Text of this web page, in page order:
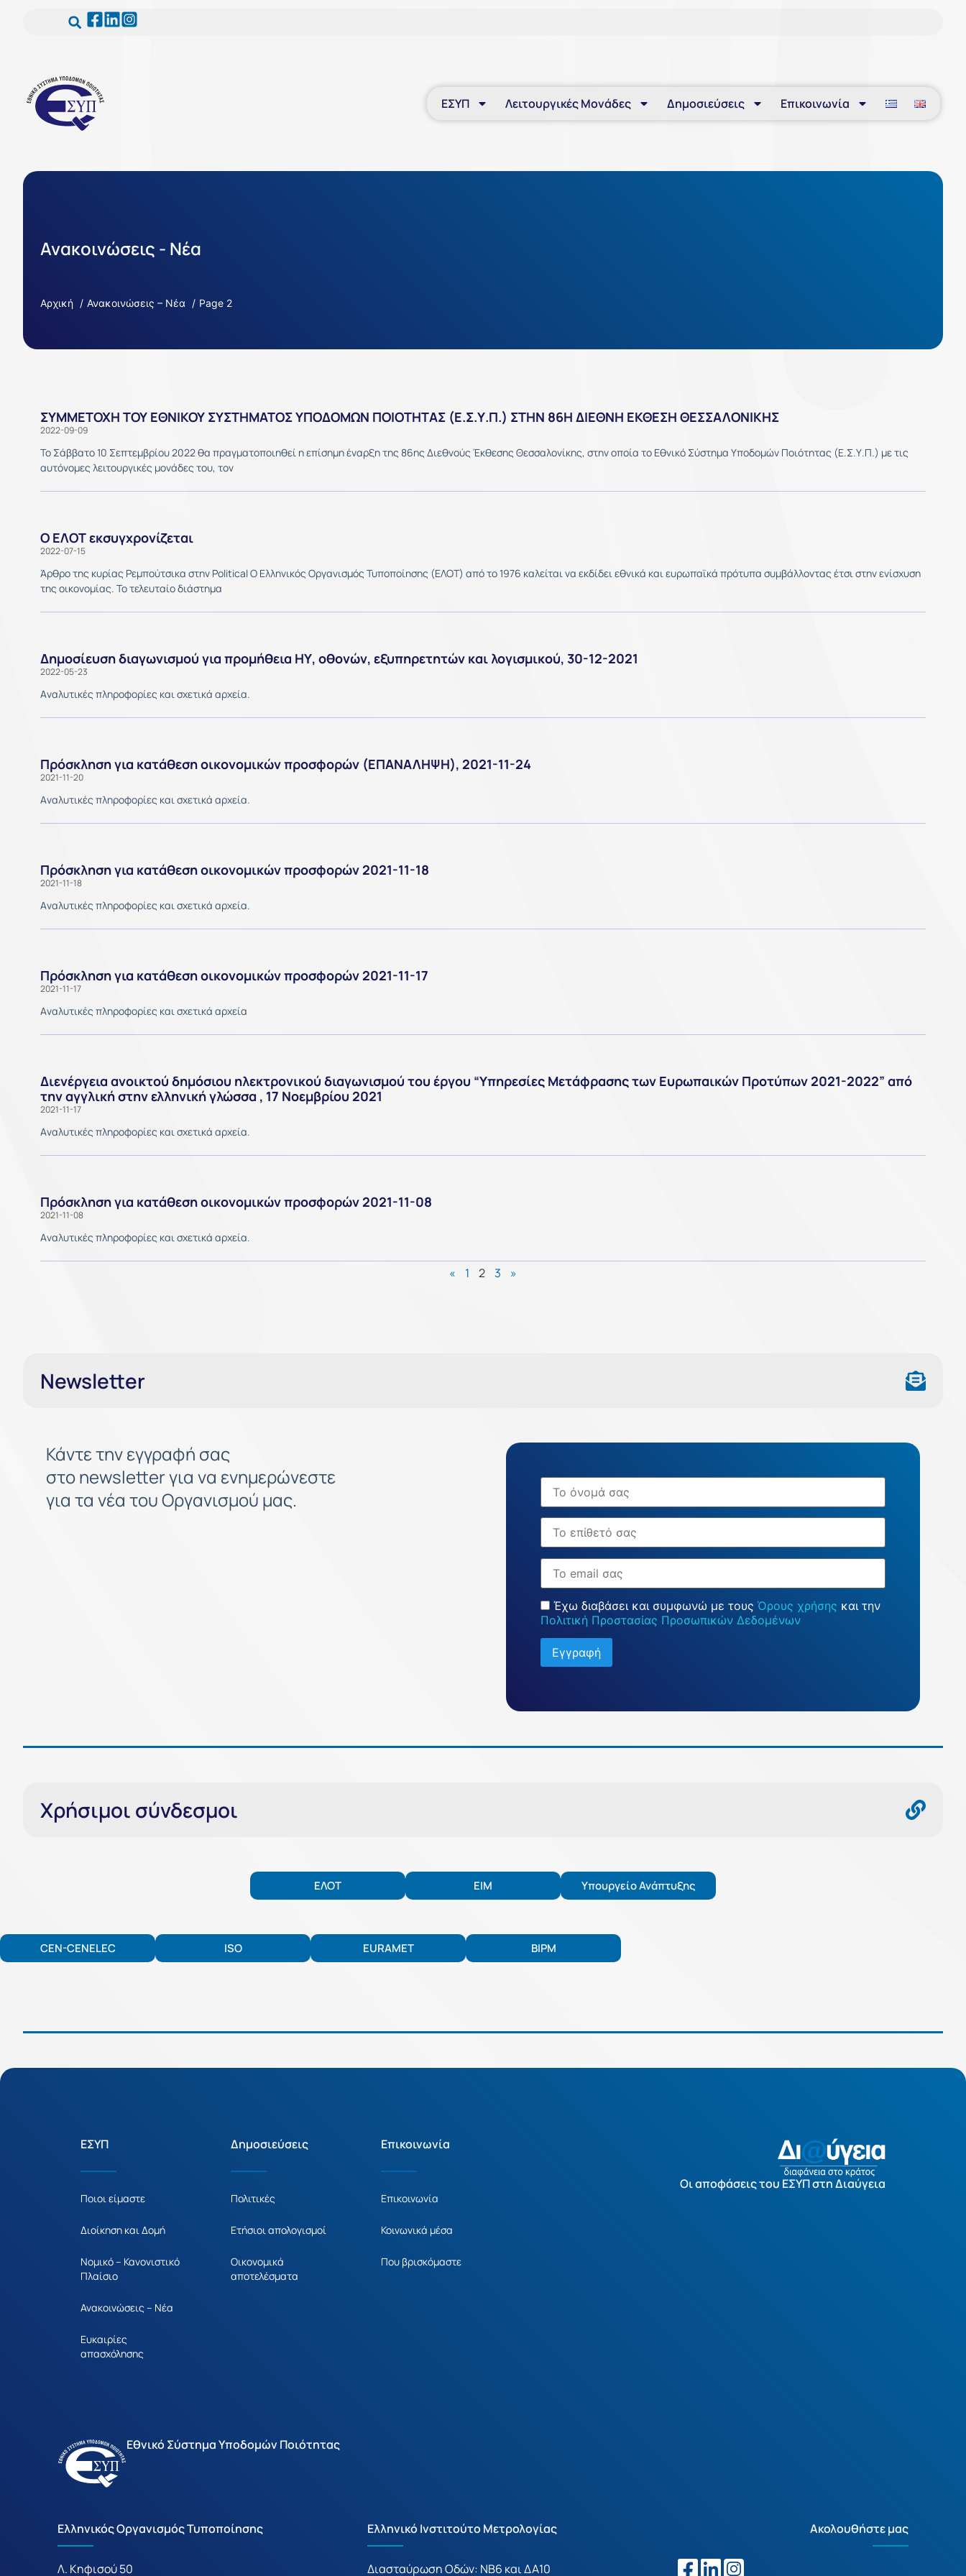
ΕΣΥΠ Λειτουργικές Μονάδες Δημοσιεύσεις Επικοινωνία
Ανακοινώσεις - Νέα
Αρχική Ανακοινώσεις – Νέα Page 2
ΣΥΜΜΕΤΟΧΗ ΤΟΥ ΕΘΝΙΚΟΥ ΣΥΣΤΗΜΑΤΟΣ ΥΠΟΔΟΜΩΝ ΠΟΙΟΤΗΤΑΣ (Ε.Σ.Υ.Π.) ΣΤΗΝ 86Η ΔΙΕΘΝΗ ΕΚΘΕΣΗ ΘΕΣΣΑΛΟΝΙΚΗΣ
2022-09-09
Το Σάββατο 10 Σεπτεμβρίου 2022 θα πραγματοποιηθεί η επίσημη έναρξη της 86ης Διεθνούς Έκθεσης Θεσσαλονίκης, στην οποία το Εθνικό Σύστημα Υποδομών Ποιότητας (Ε.Σ.Υ.Π.) με τις
αυτόνομες λειτουργικές μονάδες του, τον
Ο ΕΛΟΤ εκσυγχρονίζεται
2022-07-15
Άρθρο της κυρίας Ρεμπούτσικα στην Political Ο Ελληνικός Οργανισμός Τυποποίησης (ΕΛΟΤ) από το 1976 καλείται να εκδίδει εθνικά και ευρωπαϊκά πρότυπα συμβάλλοντας έτσι στην ενίσχυση
της οικονομίας. Το τελευταίο διάστημα
Δημοσίευση διαγωνισμού για προμήθεια ΗΥ, οθονών, εξυπηρετητών και λογισμικού, 30-12-2021
2022-05-23
Aναλυτικές πληροφορίες και σχετικά αρχεία.
Πρόσκληση για κατάθεση οικονομικών προσφορών (ΕΠΑΝΑΛΗΨΗ), 2021-11-24
2021-11-20
Aναλυτικές πληροφορίες και σχετικά αρχεία.
Πρόσκληση για κατάθεση οικονομικών προσφορών 2021-11-18
2021-11-18
Aναλυτικές πληροφορίες και σχετικά αρχεία.
Πρόσκληση για κατάθεση οικονομικών προσφορών 2021-11-17
2021-11-17
Aναλυτικές πληροφορίες και σχετικά αρχεία
Διενέργεια ανοικτού δημόσιου ηλεκτρονικού διαγωνισμού του έργου “Υπηρεσίες Μετάφρασης των Ευρωπαικών Προτύπων 2021-2022” από
την αγγλική στην ελληνική γλώσσα , 17 Νοεμβρίου 2021
2021-11-17
Aναλυτικές πληροφορίες και σχετικά αρχεία.
Πρόσκληση για κατάθεση οικονομικών προσφορών 2021-11-08
2021-11-08
Aναλυτικές πληροφορίες και σχετικά αρχεία.
« 1 2 3 »
Newsletter
Κάντε την εγγραφή σας
στο newsletter για να ενημερώνεστε
για τα νέα του Οργανισμού μας.
Όνομα
Επώνυμο
Email
Έχω διαβάσει και συμφωνώ με τους Όρους χρήσης και την
Πολιτική Προστασίας Προσωπικών Δεδομένων
Χρήσιμοι σύνδεσμοι
EΛΟΤ ΕΙΜ Υπουργείο Ανάπτυξης
CEN-CENELEC ISO EURAMET BIPM
ΕΣΥΠ
Ποιοι είμαστε
Διοίκηση και Δομή
Νομικό – Κανονιστικό
Πλαίσιο
Ανακοινώσεις – Νέα
Ευκαιρίες
απασχόλησης
Δημοσιεύσεις
Πολιτικές
Ετήσιοι απολογισμοί
Οικονομικά
αποτελέσματα
Επικοινωνία
Επικοινωνία
Κοινωνικά μέσα
Που βρισκόμαστε
Οι αποφάσεις του ΕΣΥΠ στη Διαύγεια
Εθνικό Σύστημα Υποδομών Ποιότητας
Ελληνικός Οργανισμός Τυποποίησης
Λ. Κηφισού 50
Ελληνικό Ινστιτούτο Μετρολογίας
Διασταύρωση Οδών: ΝΒ6 και ΔΑ10
Ακολουθήστε μας